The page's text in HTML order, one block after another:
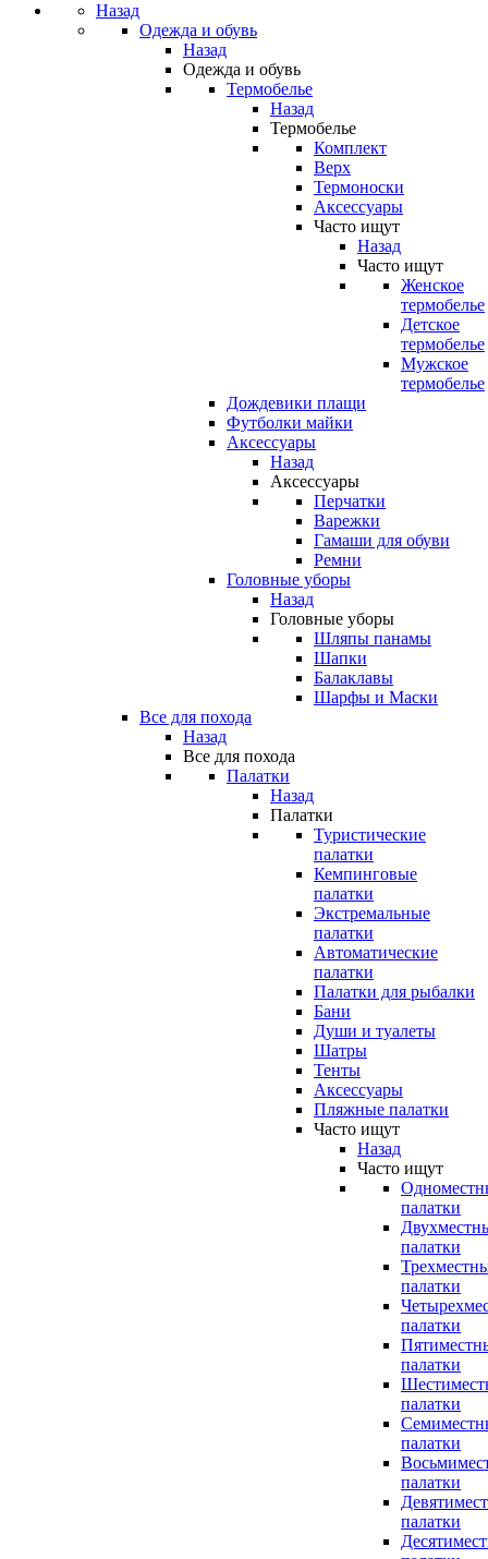
Назад
Одежда и обувь
Назад
Одежда и обувь
Термобелье
Назад
Термобелье
Комплект
Верх
Термоноски
Аксессуары
Часто ищут
Назад
Часто ищут
Женское
термобелье
Детское
термобелье
Мужское
термобелье
Дождевики плащи
Футболки майки
Аксессуары
Назад
Аксессуары
Перчатки
Варежки
Гамаши для обуви
Ремни
Головные уборы
Назад
Головные уборы
Шляпы панамы
Шапки
Балаклавы
Шарфы и Маски
Все для похода
Назад
Все для похода
Палатки
Назад
Палатки
Туристические
палатки
Кемпинговые
палатки
Экстремальные
палатки
Автоматические
палатки
Палатки для рыбалки
Бани
Души и туалеты
Шатры
Тенты
Аксессуары
Пляжные палатки
Часто ищут
Назад
Часто ищут
палатки
палатки
палатки
палатки
палатки
палатки
палатки
палатки
палатки